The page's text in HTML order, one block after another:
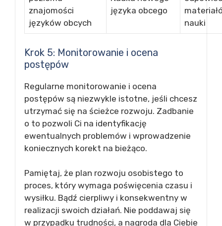
znajomości
języków obcych
języka obcego
nauki
Krok 5: Monitorowanie i ocena
postępów
Regularne monitorowanie i ocena
postępów są niezwykle istotne, jeśli chcesz
utrzymać się na ścieżce rozwoju. Zadbanie
o to pozwoli Ci na identyfikację
ewentualnych problemów i wprowadzenie
koniecznych korekt na bieżąco.
Pamiętaj, że plan rozwoju osobistego to
proces, który wymaga poświęcenia czasu i
wysiłku. Bądź cierpliwy i konsekwentny w
realizacji swoich działań. Nie poddawaj się
w przypadku trudności, a nagroda dla Ciebie